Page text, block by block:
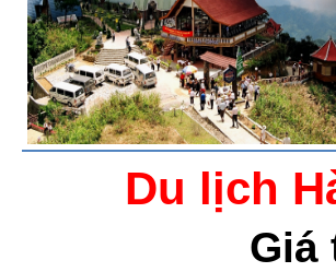
Du lịch
Giá